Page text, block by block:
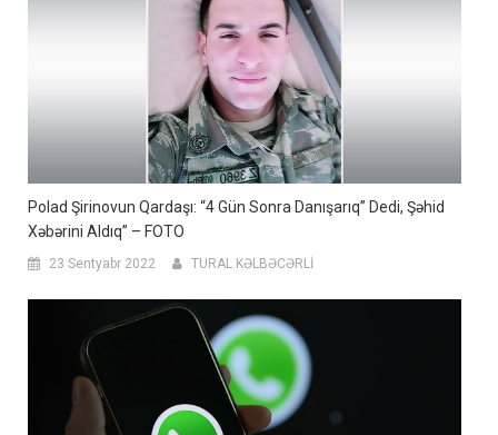
Polad Şirinovun Qardaşı: “4 Gün Sonra Danışarıq” Dedi, Şəhid
Xəbərini Aldıq” – FOTO
23 Sentyabr 2022 TURAL KƏLBƏCƏRLİ